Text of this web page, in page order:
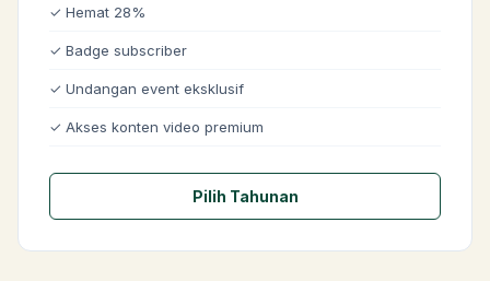
✓ Hemat 28%
✓ Badge subscriber
✓ Undangan event eksklusif
✓ Akses konten video premium
Pilih Tahunan